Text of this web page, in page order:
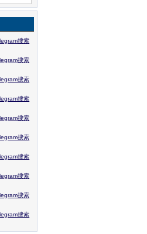
搜索
搜索
搜索
搜索
搜索
搜索
搜索
搜索
搜索
搜索